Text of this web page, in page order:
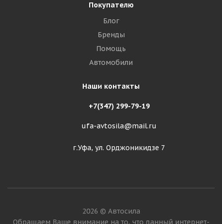
Покупателю
Блог
Бренды
Помощь
Автомобили
Наши контакты
+7(347) 299-79-19
ufa-avtosila@mail.ru
г.Уфа, ул. Орджоникидзе 7
2026 © Автосила
Обращаем Ваше внимание на то, что данный интернет-